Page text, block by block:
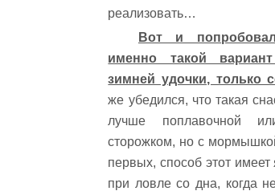
реализовать…
Вот и
именно такой
зимней удочки, только
же убедился, что такая
лучше поплавочной
сторожком, но с
первых, способ этот
при ловле со дна, когда